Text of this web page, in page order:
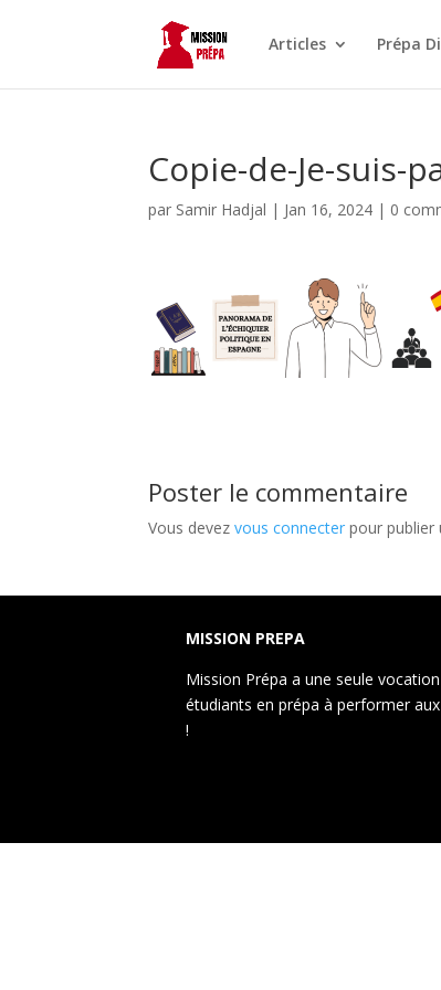
Articles Prépa
Copie-de-Je-suis-
par Samir Hadjal | Jan 16, 2024 | 0
Poster le commentaire
Vous devezvous connecter pour publier
MISSION PREPA
Mission Prépa a une seule
étudiants en prépa à performer
!